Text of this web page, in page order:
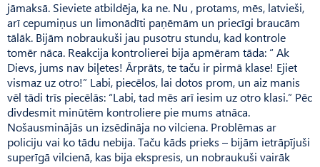
jāmaksā. Sieviete atbildēja, ka ne. Nu , protams, mēs, latvieši,
arī cepumiņus un limonādīti paņēmām un priecīgi braucām
tālāk. Bijām nobraukuši jau pusotru stundu, kad kontrole
tomēr nāca. Reakcija kontrolierei bija apmēram tāda: “ Ak
Dievs, jums nav biļetes! Ārprāts, te taču ir pirmā klase! Ejiet
vismaz uz otro!” Labi, piecēlos, lai dotos prom, un aiz manis
vēl tādi trīs piecēlās: “Labi, tad mēs arī iesim uz otro klasi.” Pēc
divdesmit minūtēm kontroliere pie mums atnāca.
Nošausminājās un izsēdināja no vilciena. Problēmas ar
policiju vai ko tādu nebija. Taču kāds prieks – bijām ietrāpījuši
superīgā vilcienā, kas bija ekspresis, un nobraukuši vairāk